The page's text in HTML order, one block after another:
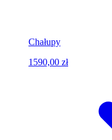
Chałupy
1590,00 zł